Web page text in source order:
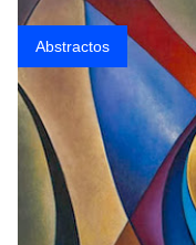
Que significan
El mundo del
Abstractos